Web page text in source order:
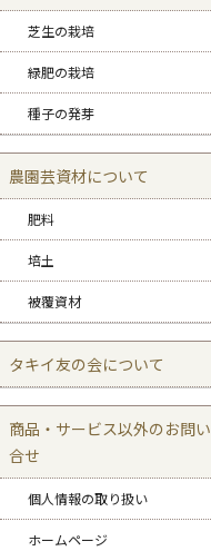
芝生の栽培
緑肥の栽培
種子の発芽
農園芸資材について
肥料
培土
被覆資材
タキイ友の会について
商品・サービス以外のお問い
合せ
個人情報の取り扱い
ホームページ